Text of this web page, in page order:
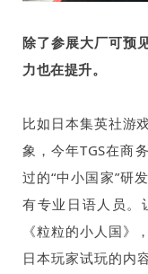
除了参展大厂可预
力也在提升。
比如日本集英社游
象，今年TGS在商
过的“中小国家”研
有专业日语人员。
《粒粒的小人国》
日本玩家试玩的内